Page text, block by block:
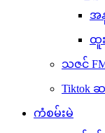
အ
ထူး
သဇင်
Tiktok
ကံစမ်းမဲ